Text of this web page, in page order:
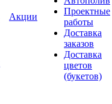
Акции
Проектные
работы
Доставка
заказов
Доставка
цветов
(букетов)